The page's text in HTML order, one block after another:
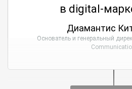
в digital-
Диамантис
Основатель и генеральный